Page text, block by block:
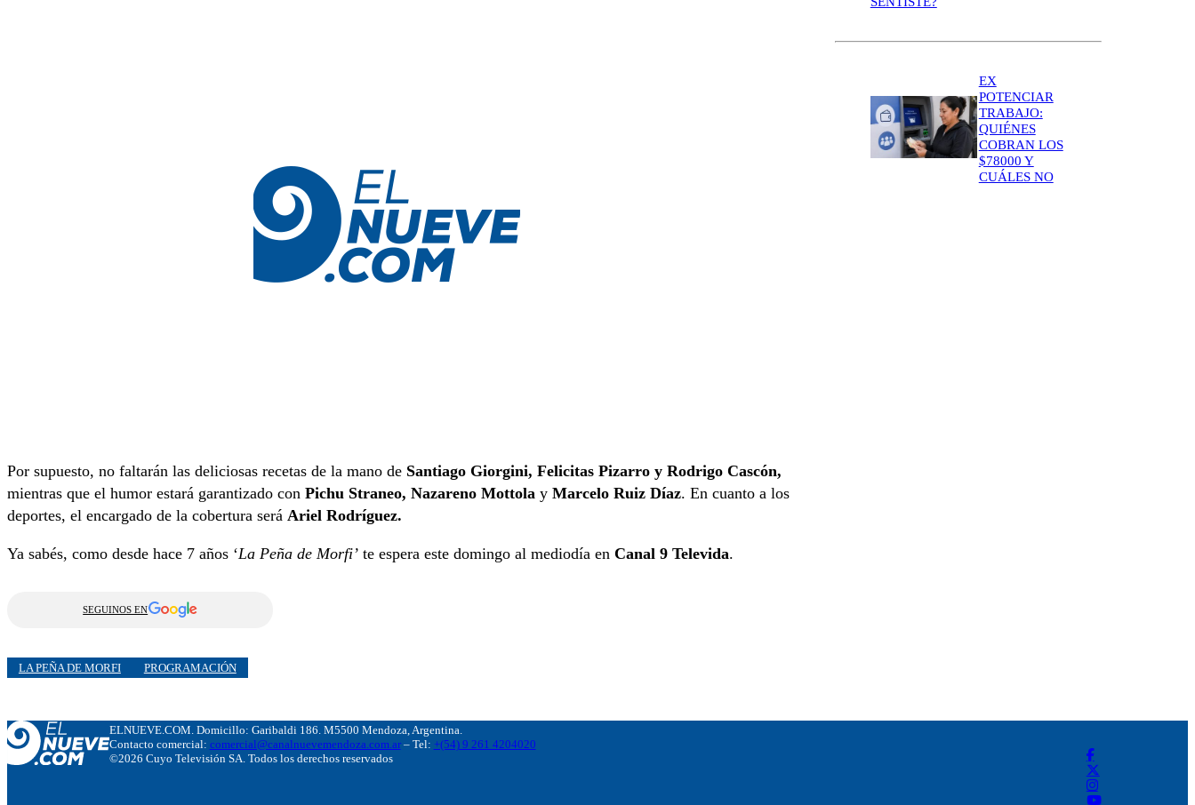
Por supuesto, no faltarán las deliciosas recetas de la mano de Santiago Giorgini, Felicitas Pizarro y Rodrigo Cascón,
mientras que el humor estará garantizado con Pichu Straneo, Nazareno Mottola y Marcelo Ruiz Díaz. En cuanto a los
deportes, el encargado de la cobertura será Ariel Rodríguez.
Ya sabés, como desde hace 7 años ‘La Peña de Morfi’ te espera este domingo al mediodía en Canal 9 Televida.
SEGUINOS EN
LA PEÑA DE MORFI PROGRAMACIÓN
EX
POTENCIAR
TRABAJO:
QUIÉNES
COBRAN LOS
$78000 Y
CUÁLES NO
ELNUEVE.COM. Domicillo: Garibaldi 186. M5500 Mendoza, Argentina.
Contacto comercial: comercial@canalnuevemendoza.com.ar– Tel: +(54) 9 261 4204020
©2026 Cuyo Televisión SA. Todos los derechos reservados